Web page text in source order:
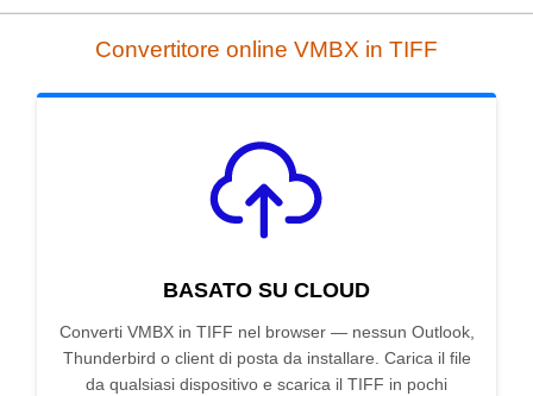
Convertitore online VMBX in TIFF
BASATO SU CLOUD
Converti VMBX in TIFF nel browser — nessun Outlook,
Thunderbird o client di posta da installare. Carica il file
da qualsiasi dispositivo e scarica il TIFF in pochi